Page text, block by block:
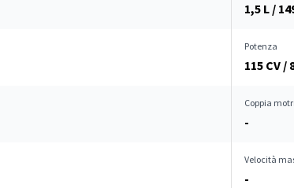
1,5 L /
Potenza
115 CV /
Coppia
-
Velocità
-